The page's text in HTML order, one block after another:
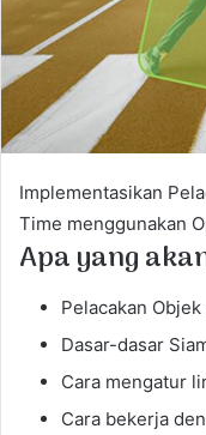
Implementasikan
Time menggunakan
Apa yang
Pelacakan
Dasar-dasar
Cara mengatur
Cara bekerja